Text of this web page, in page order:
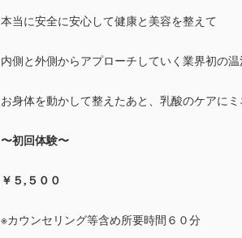
本当に安全に安心して健康と美容を整えて
内側と外側からアプローチしていく業界初の温
お身体を動かして整えたあと、乳酸のケアに
〜初回体験〜
￥５,５００
※カウンセリング等含め所要時間６０分